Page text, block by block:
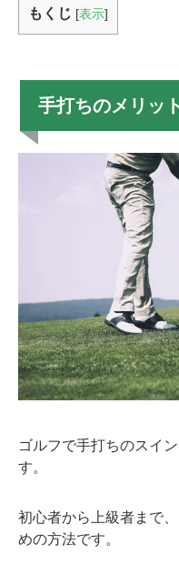
もくじ [表示]
手打ちのメリット
ゴルフで手打ちのスイ
す。
初心者から上級者まで
めの方法です。